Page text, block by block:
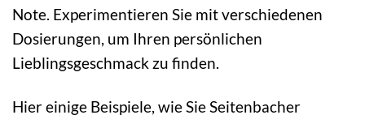
Note. Experimentieren Sie mit verschiedenen
Dosierungen, um Ihren persönlichen
Lieblingsgeschmack zu finden.
Hier einige Beispiele, wie Sie Seitenbacher